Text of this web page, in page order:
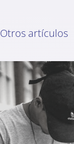
Otros artículos